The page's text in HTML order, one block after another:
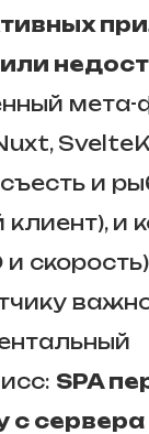
и
и
и
SPA
с сервера